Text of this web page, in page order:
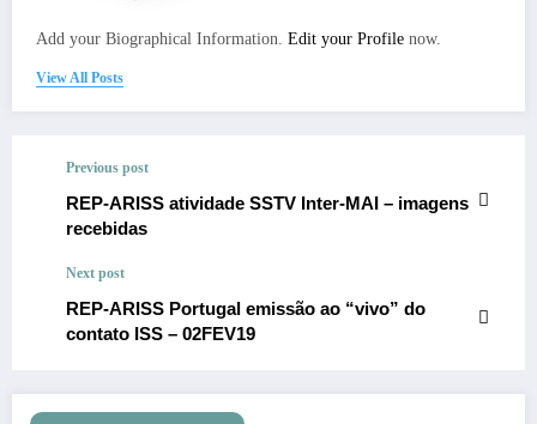
Add your Biographical Information. Edit your Profile now.
View All Posts
Previous post
REP-ARISS atividade SSTV Inter-MAI – imagens
recebidas
Next post
REP-ARISS Portugal emissão ao “vivo” do
contato ISS – 02FEV19